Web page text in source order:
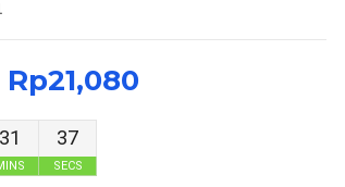
Rp21,080
31 37
SECS